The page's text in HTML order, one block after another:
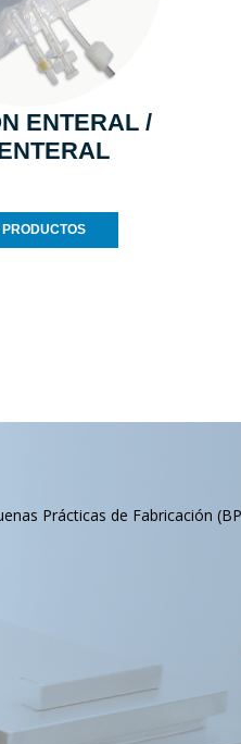
ENTERAL /
Prácticas de Fabricación